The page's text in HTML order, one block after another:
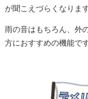
が聞こえづらくなります
雨の音はもちろん、外
方におすすめの機能です